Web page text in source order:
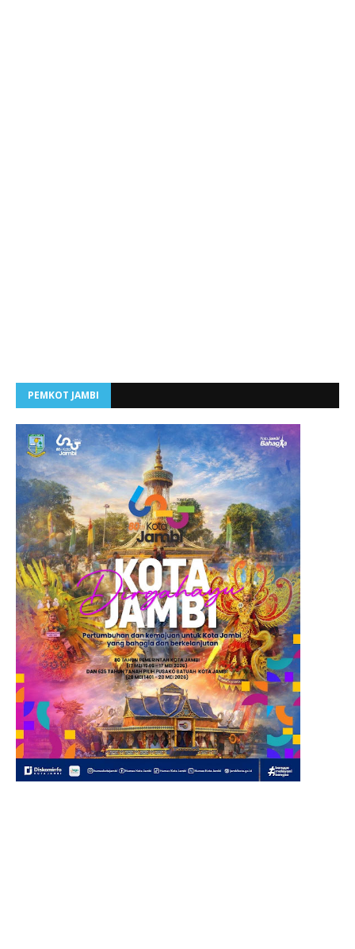
PEMKOT JAMBI